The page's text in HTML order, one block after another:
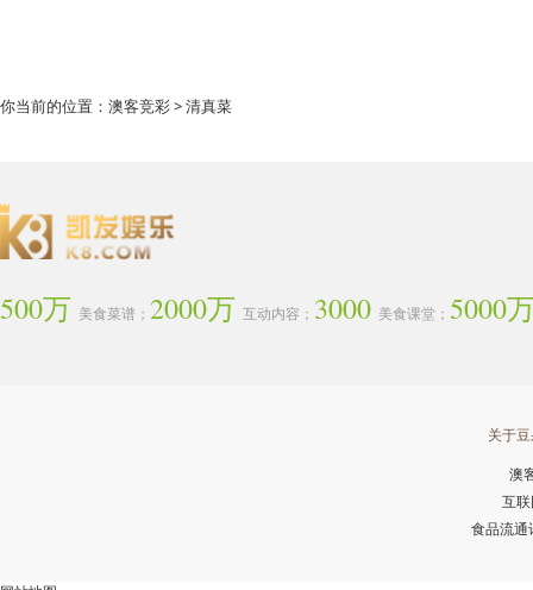
你当前的位置： 澳客竞彩> 清真菜
500万 美食菜谱； 2000万 互动内容； 3000 美食课堂； 5000
关于
澳
互
食品流